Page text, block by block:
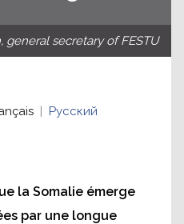
general secretary of FESTU
Русский
la Somalie émerge
par une longue